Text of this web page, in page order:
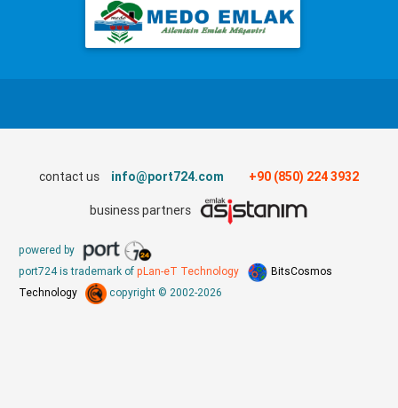
contact us info@port724.com +90 (850) 224 3932
business partners
powered by
port724 is trademark of pLan-eT Technology
BitsCosmos
Technology
copyright © 2002-2026